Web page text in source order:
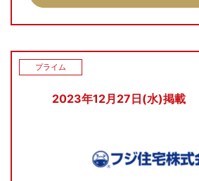
2023年12月27日(水)掲載
プライム